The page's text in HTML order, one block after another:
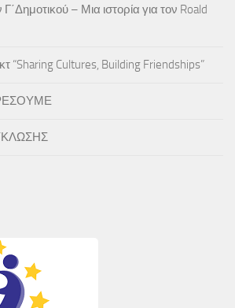
– Μια ιστορία για τον Roald
“Sharing Cultures, Building Friendships”